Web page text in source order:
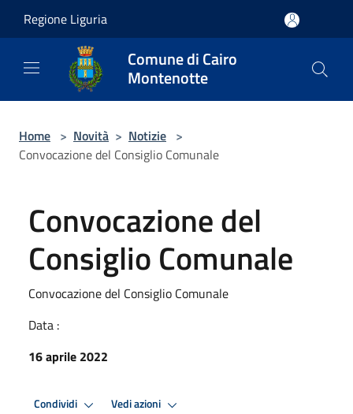
Regione Liguria
Comune di Cairo
Montenotte
Home > Novità > Notizie >
Convocazione del Consiglio Comunale
Convocazione del
Consiglio Comunale
Convocazione del Consiglio Comunale
Data :
16 aprile 2022
Condividi Vedi azioni